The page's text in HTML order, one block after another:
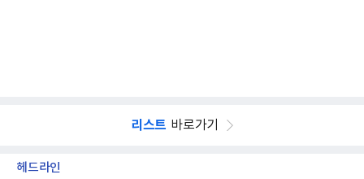
리스트 바로가기
헤드라인